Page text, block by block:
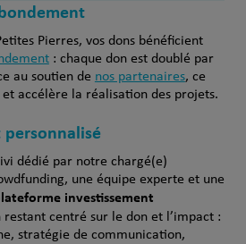
Pierres, vos dons bénéficient
: chaque don est doublé par
au soutien de nos partenaires, ce
accélère la réalisation des projets.
dédié par notre chargé(e)
une équipe experte et une
investissement
restant centré sur le don et l’impact :
stratégie de communication,